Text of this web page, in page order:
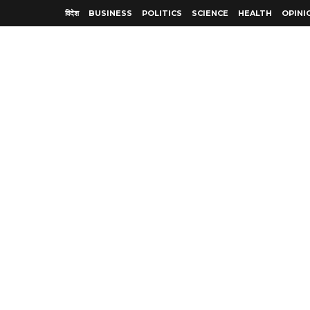
विदेश BUSINESS POLITICS SCIENCE HEALTH